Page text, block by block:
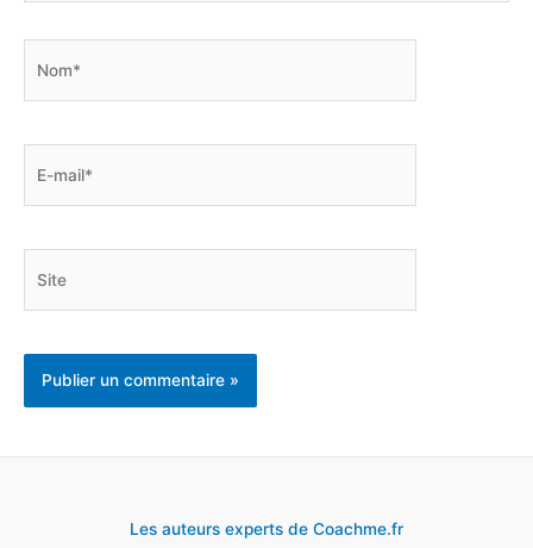
Les auteurs experts de Coachme.fr